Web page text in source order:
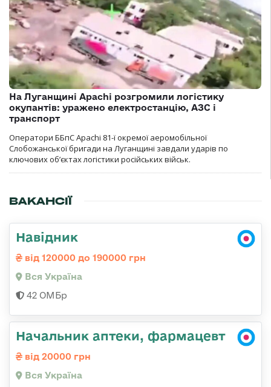
На Луганщині Apachi розгромили логістику
окупантів: уражено електростанцію, АЗС і
транспорт
Оператори ББпС Apachi 81-ї окремої аеромобільної
Слобожанської бригади на Луганщині завдали ударів по
ключових об’єктах логістики російських військ.
ВАКАНСІЇ
Навідник
від 120000 до 190000 грн
Вся Україна
42 ОМБр
Начальник аптеки, фармацевт
від 20000 грн
Вся Україна